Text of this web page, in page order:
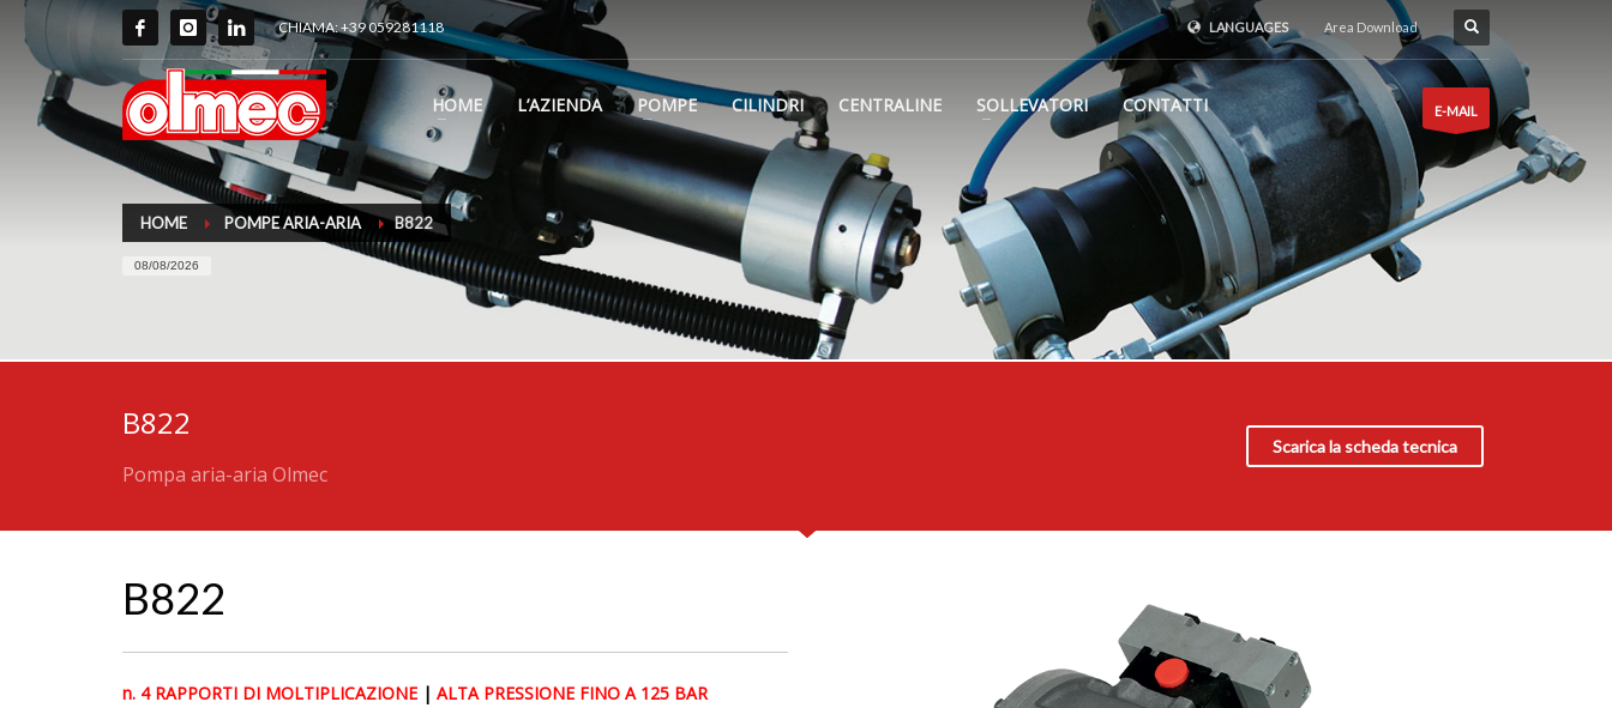
CHIAMA: +39 059281118 LANGUAGES Area Download
HOME L’AZIENDA POMPE CILINDRI CENTRALINE SOLLEVATORI CONTATTI E-MAIL
HOME POMPE ARIA-ARIA B822
08/08/2026
B822
Pompa aria-aria Olmec
Scarica la scheda tecnica
B822
n. 4 RAPPORTI DI MOLTIPLICAZIONE | ALTA PRESSIONE FINO A 125 BAR